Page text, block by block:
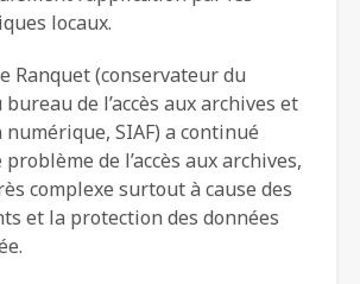
locaux.
Ranquet (conservateur du
de l’accès aux archives et
SIAF) a continué
problème de l’accès aux archives,
complexe surtout à cause des
et la protection des données